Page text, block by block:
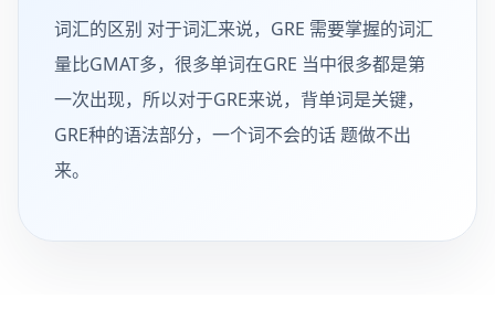
词汇的区别 对于词汇来说，GRE 需要掌握的词汇
量比GMAT多，很多单词在GRE 当中很多都是第
一次出现，所以对于GRE来说，背单词是关键，
GRE种的语法部分，一个词不会的话 题做不出
来。